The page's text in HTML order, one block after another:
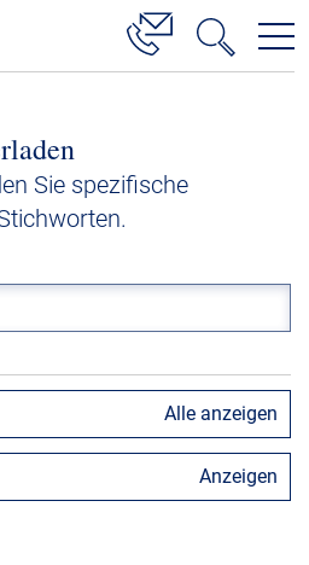
Sie spezifische
Alle anzeigen
Anzeigen